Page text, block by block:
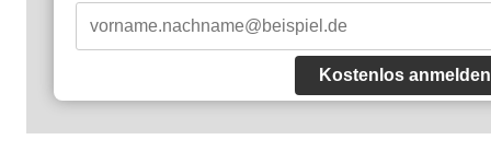
Kostenlos anmelden